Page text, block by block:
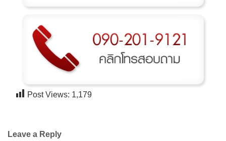
Post Views: 1,179
Leave a Reply